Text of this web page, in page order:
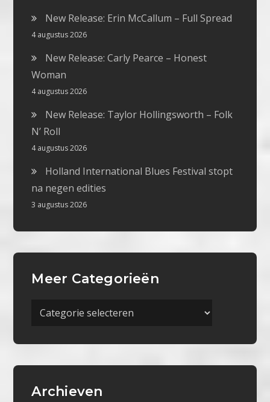
New Release: Erin McCallum – Full Spread
4 augustus 2026
New Release: Carly Pearce – Honest
Woman
4 augustus 2026
New Release: Taylor Hollingsworth – Folk
N’ Roll
4 augustus 2026
Holland International Blues Festival stopt
na negen edities
3 augustus 2026
Meer Categorieën
Meer
Archieven